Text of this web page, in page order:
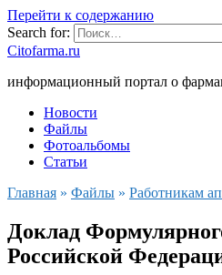
Перейти к содержанию
Search for:
Citofarma.ru
информационный портал о
Новости
Файлы
Фотоальбомы
Статьи
Главная » Файлы » Работникам
Доклад
Российской